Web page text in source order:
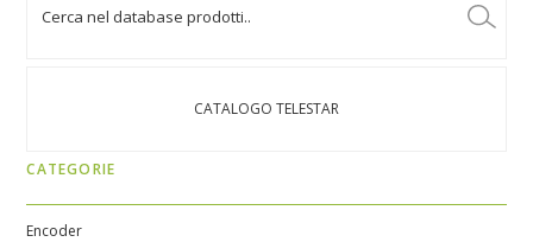
CATALOGO TELESTAR
CATEGORIE
Encoder